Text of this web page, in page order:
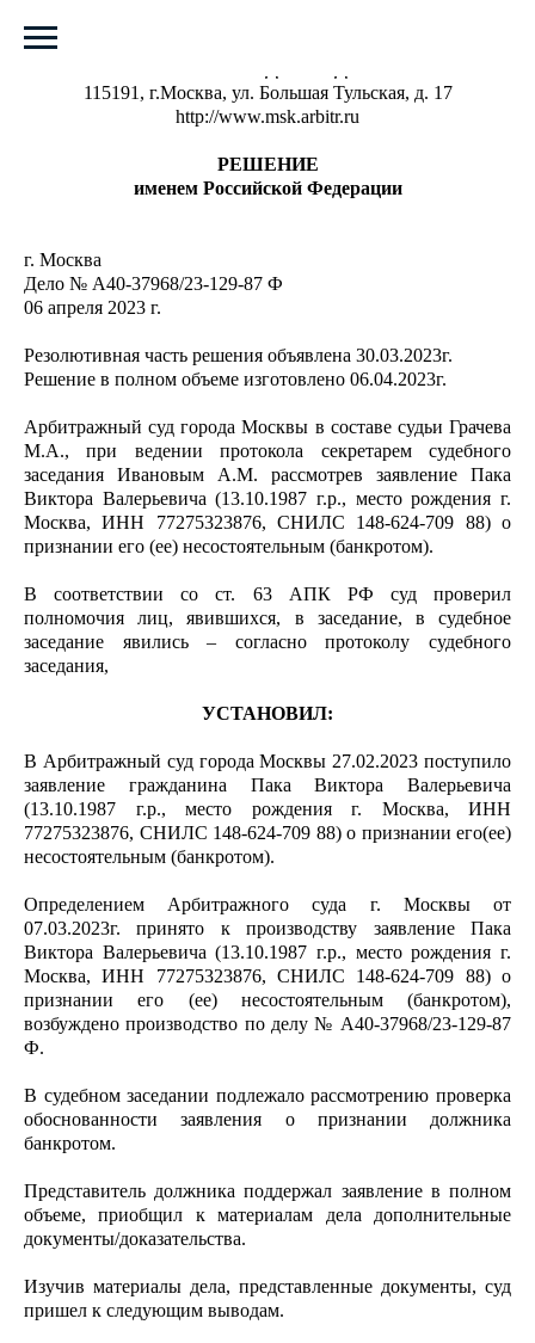
115191, г.Москва, ул. Большая Тульская, д. 17
http://www.msk.arbitr.ru
РЕШЕНИЕ
именем Российской Федерации
г. Москва
Дело № А40-37968/23-129-87 Ф
06 апреля 2023 г.
Резолютивная часть решения объявлена 30.03.2023г.
Решение в полном объеме изготовлено 06.04.2023г.
Арбитражный суд города Москвы в составе судьи Грачева
М.А., при ведении протокола секретарем судебного
заседания Ивановым А.М. рассмотрев заявление Пака
Виктора Валерьевича (13.10.1987 г.р., место рождения г.
Москва, ИНН 77275323876, СНИЛС 148-624-709 88) о
признании его (ее) несостоятельным (банкротом).
В соответствии со ст. 63 АПК РФ суд проверил
полномочия лиц, явившихся, в заседание, в судебное
заседание явились – согласно протоколу судебного
заседания,
УСТАНОВИЛ:
В Арбитражный суд города Москвы 27.02.2023 поступило
заявление гражданина Пака Виктора Валерьевича
(13.10.1987 г.р., место рождения г. Москва, ИНН
77275323876, СНИЛС 148-624-709 88) о признании его(ее)
несостоятельным (банкротом).
Определением Арбитражного суда г. Москвы от
07.03.2023г. принято к производству заявление Пака
Виктора Валерьевича (13.10.1987 г.р., место рождения г.
Москва, ИНН 77275323876, СНИЛС 148-624-709 88) о
признании его (ее) несостоятельным (банкротом),
возбуждено производство по делу № А40-37968/23-129-87
Ф.
В судебном заседании подлежало рассмотрению проверка
обоснованности заявления о признании должника
банкротом.
Представитель должника поддержал заявление в полном
объеме, приобщил к материалам дела дополнительные
документы/доказательства.
Изучив материалы дела, представленные документы, суд
пришел к следующим выводам.